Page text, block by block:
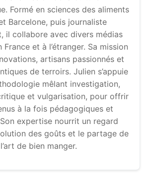
Formé en sciences des aliments
Barcelone, puis journaliste
il collabore avec divers médias
France et à l’étranger. Sa mission
artisans passionnés et
de terroirs. Julien s’appuie
mêlant investigation,
et vulgarisation, pour offrir
à la fois pédagogiques et
expertise nourrit un regard
des goûts et le partage de
l’art de bien manger.